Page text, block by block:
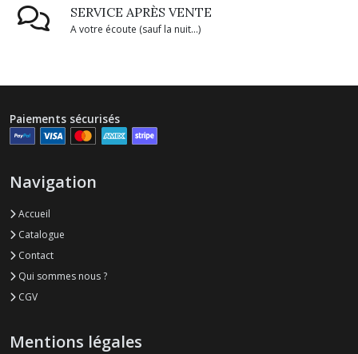
SERVICE APRÈS VENTE
A votre écoute (sauf la nuit...)
Paiements sécurisés
Navigation
Accueil
Catalogue
Contact
Qui sommes nous ?
CGV
Mentions légales